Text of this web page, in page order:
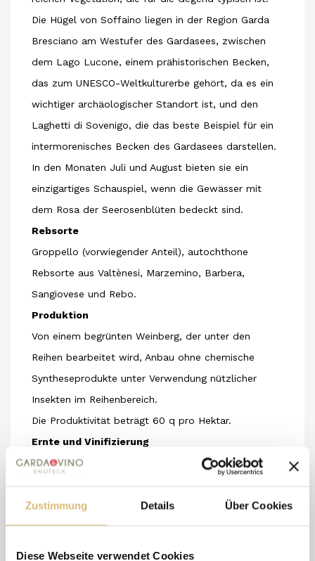
Zustimmung Details Über Cookies
Diese Webseite verwendet Cookies
Die Hügel von Soffaino liegen in der Region Garda
Bresciano am Westufer des Gardasees, zwischen
dem Lago Lucone, einem prähistorischen Becken,
das zum UNESCO-Weltkulturerbe gehört, da es ein
wichtiger archäologischer Standort ist, und den
Laghetti di Sovenigo, die das beste Beispiel für ein
intermorenisches Becken des Gardasees darstellen.
In den Monaten Juli und August bieten sie ein
einzigartiges Schauspiel, wenn die Gewässer mit
dem Rosa der Seerosenblüten bedeckt sind.
Rebsorte
Groppello (vorwiegender Anteil), autochthone
Rebsorte aus Valtènesi, Marzemino, Barbera,
Sangiovese und Rebo.
Produktion
Von einem begrünten Weinberg, der unter den
Reihen bearbeitet wird, Anbau ohne chemische
Syntheseprodukte unter Verwendung nützlicher
Insekten im Reihenbereich.
Die Produktivität beträgt 60 q pro Hektar.
Ernte und Vinifizierung
Manuelle Ernte in kleinen Kisten gemäß dem
Die Vinifizierung erfolgt durch „Hochheben des
Deckels“, was bedeutet, dass die gepressten